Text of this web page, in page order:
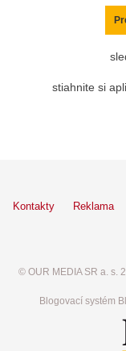
stiahnite si
Kontakty Reklama
© OUR MEDIA SR a. s.
Blogovací systém